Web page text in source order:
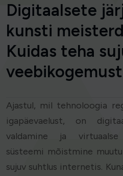
Digitaalsete
kunsti
Kuidas teha
Ajastul, mil tehnoloogia
igapäevaelust, on
valdamine ja
süsteemi mõistmine
sujuv suhtlus internetis.